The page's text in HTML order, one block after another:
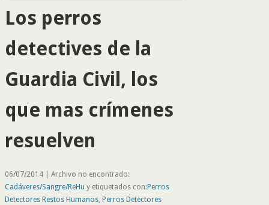
Los perros
detectives de la
Guardia Civil, los
que mas crímenes
resuelven
06/07/2014 | Archivo no encontrado:
Cadáveres/Sangre/ReHu y etiquetados con:Perros
Detectores Restos Humanos, Perros Detectores